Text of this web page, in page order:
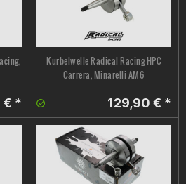
€ *
Kurbelwelle Radical Racing HPC
Carrera, Minarelli AM6
129,90 € *